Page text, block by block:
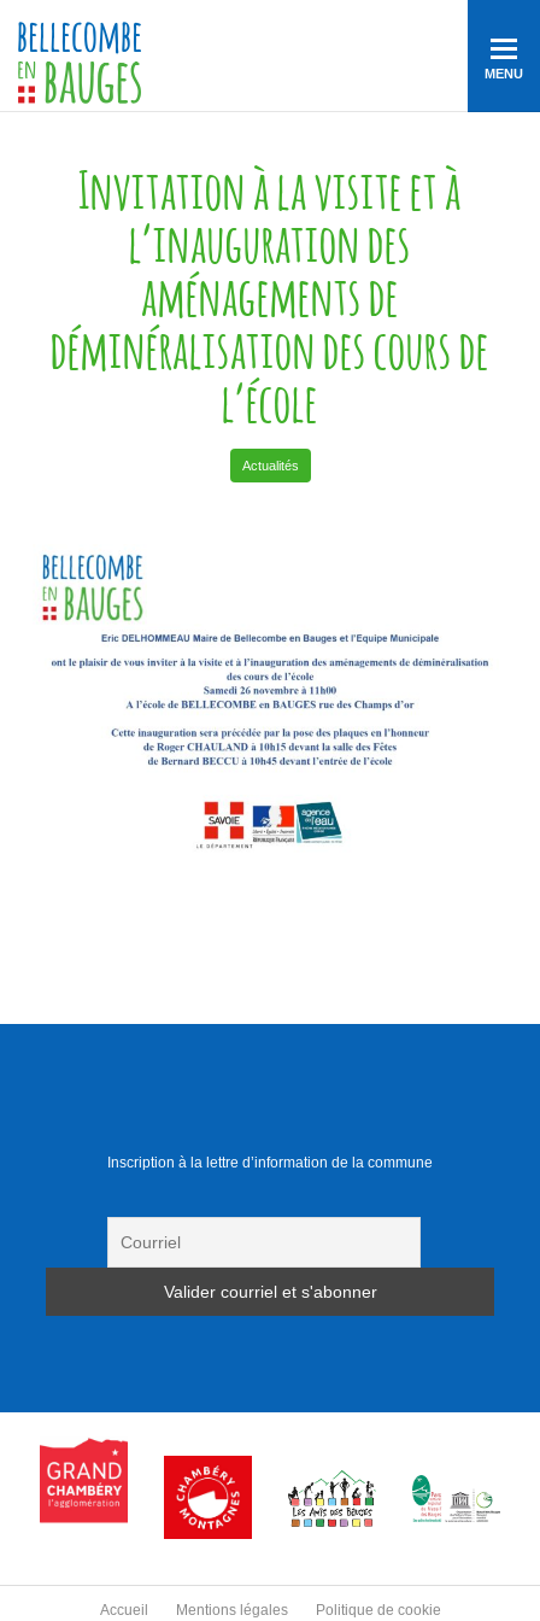
MENU
Invitation à la visite et à
l’inauguration des
aménagements de
déminéralisation des cours de
l’école
Actualités
Inscription à la lettre d’information de la commune
Accueil Mentions légales Politique de cookie